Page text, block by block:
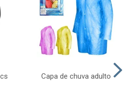
Capa de chuva adulto